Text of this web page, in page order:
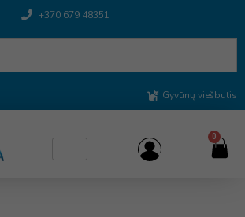
+370 679 48351
Gyvūnų viešbutis
0